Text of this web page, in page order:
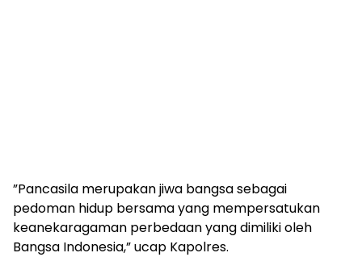
‎”Pancasila merupakan jiwa bangsa sebagai
pedoman hidup bersama yang mempersatukan
keanekaragaman perbedaan yang dimiliki oleh
Bangsa Indonesia,” ucap Kapolres.